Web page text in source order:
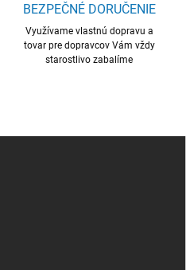
BEZPEČNÉ DORUČENIE
Využívame vlastnú dopravu a
tovar pre dopravcov Vám vždy
starostlivo zabalíme